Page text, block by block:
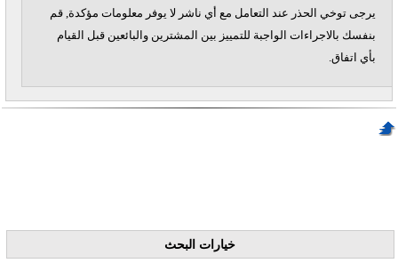
يرجى توخي الحذر عند التعامل مع أي ناشر لا يوفر معلومات مؤكدة, قم
بنفسك بالاجراءات الواجبة للتمييز بين المشترين والبائعين قبل القيام
بأي اتفاق.
خيارات البحث